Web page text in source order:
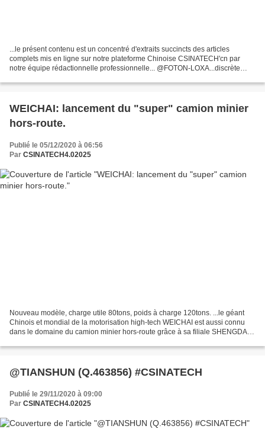
...le présent contenu est un concentré d'extraits succincts des articles
complets mis en ligne sur notre plateforme Chinoise CSINATECH'cn par
notre équipe rédactionnelle professionnelle... @FOTON-LOXA...discrète
WEICHAI: lancement du "super" camion minier
hors-route.
Publié le 05/12/2020 à 06:56
Par CSINATECH4.02025
Nouveau modèle, charge utile 80tons, poids à charge 120tons. ...le géant
Chinois et mondial de la motorisation high-tech WEICHAI est aussi connu
dans le domaine du camion minier hors-route grâce à sa filiale SHENGDA et
@TIANSHUN (Q.463856) #CSINATECH
Publié le 29/11/2020 à 09:00
Par CSINATECH4.02025